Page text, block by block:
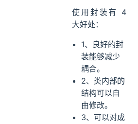
使用封装有 4
大好处：
1、良好的封
装能够减少
耦合。
2、类内部的
结构可以自
由修改。
3、可以对成